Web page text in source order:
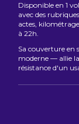
Disponible en 1
avec des
actes,
à 22h.
Sa couverture en
moderne — allie
résistance d'un